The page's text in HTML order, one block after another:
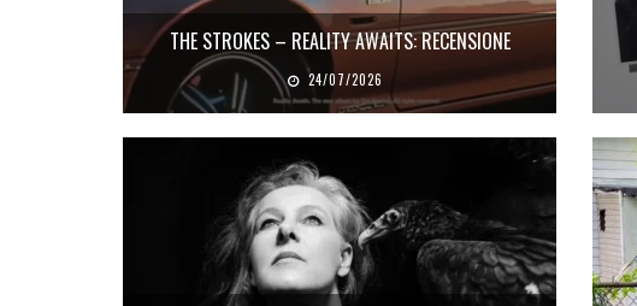
THE STROKES – REALITY AWAITS: RECENSIONE
24/07/2026